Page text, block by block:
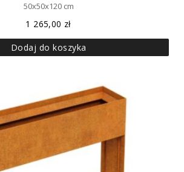
50x50x120 cm
1 265,00 zł
Dodaj do koszyka